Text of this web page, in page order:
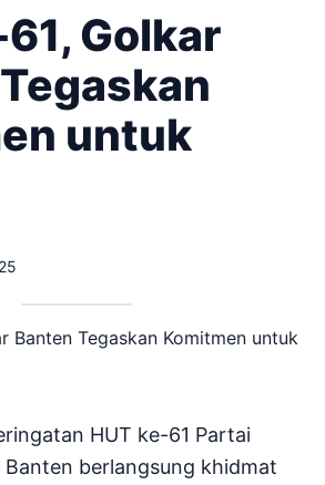
Golkar
untuk
HUT ke-61 Partai
Banten berlangsung khidmat